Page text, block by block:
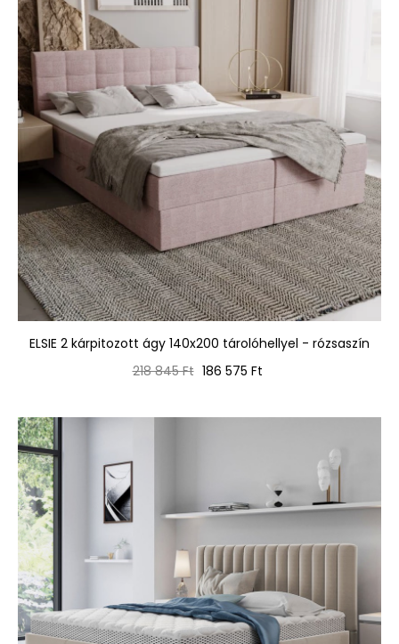
ELSIE 2 kárpitozott ágy 140x200 tárolóhellyel - rózsaszín
Normál
218 845 Ft Ár
186 575 Ft